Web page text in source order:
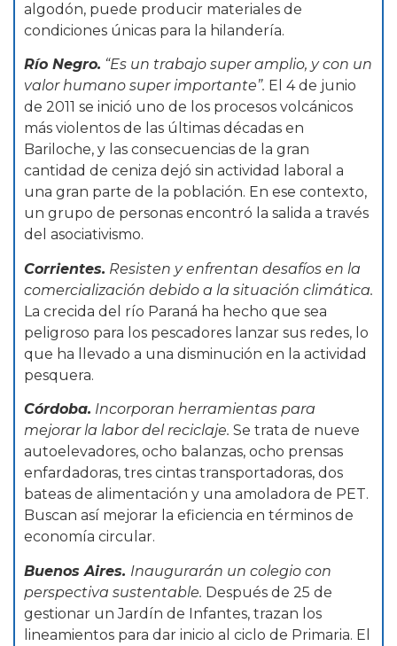
algodón, puede producir materiales de
condiciones únicas para la hilandería.
Río Negro. “Es un trabajo super amplio, y con un
valor humano super importante”. El 4 de junio
de 2011 se inició uno de los procesos volcánicos
más violentos de las últimas décadas en
Bariloche, y las consecuencias de la gran
cantidad de ceniza dejó sin actividad laboral a
una gran parte de la población. En ese contexto,
un grupo de personas encontró la salida a través
del asociativismo.
Corrientes. Resisten y enfrentan desafíos en la
comercialización debido a la situación climática.
La crecida del río Paraná ha hecho que sea
peligroso para los pescadores lanzar sus redes, lo
que ha llevado a una disminución en la actividad
pesquera.
Córdoba. Incorporan herramientas para
mejorar la labor del reciclaje. Se trata de nueve
autoelevadores, ocho balanzas, ocho prensas
enfardadoras, tres cintas transportadoras, dos
bateas de alimentación y una amoladora de PET.
Buscan así mejorar la eficiencia en términos de
economía circular.
Buenos Aires. Inaugurarán un colegio con
perspectiva sustentable. Después de 25 de
gestionar un Jardín de Infantes, trazan los
lineamientos para dar inicio al ciclo de Primaria. El